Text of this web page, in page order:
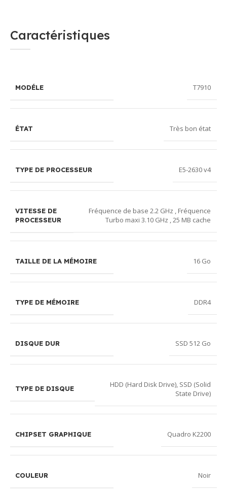
Caractéristiques
MODÉLE T7910
ÉTAT Très bon état
TYPE DE PROCESSEUR E5-2630 v4
VITESSE DE
PROCESSEUR
Fréquence de base 2.2 GHz , Fréquence
Turbo maxi 3.10 GHz , 25 MB cache
TAILLE DE LA MÉMOIRE 16 Go
TYPE DE MÉMOIRE DDR4
DISQUE DUR SSD 512 Go
TYPE DE DISQUE HDD (Hard Disk Drive), SSD (Solid
State Drive)
CHIPSET GRAPHIQUE Quadro K2200
COULEUR Noir